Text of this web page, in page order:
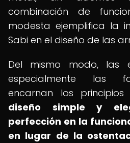
combinación de
modesta ejemplifica la
Sabi en el diseño de las
Del mismo modo, las
especialmente las
encarnan los
diseño simple y
perfección en la
en lugar de la